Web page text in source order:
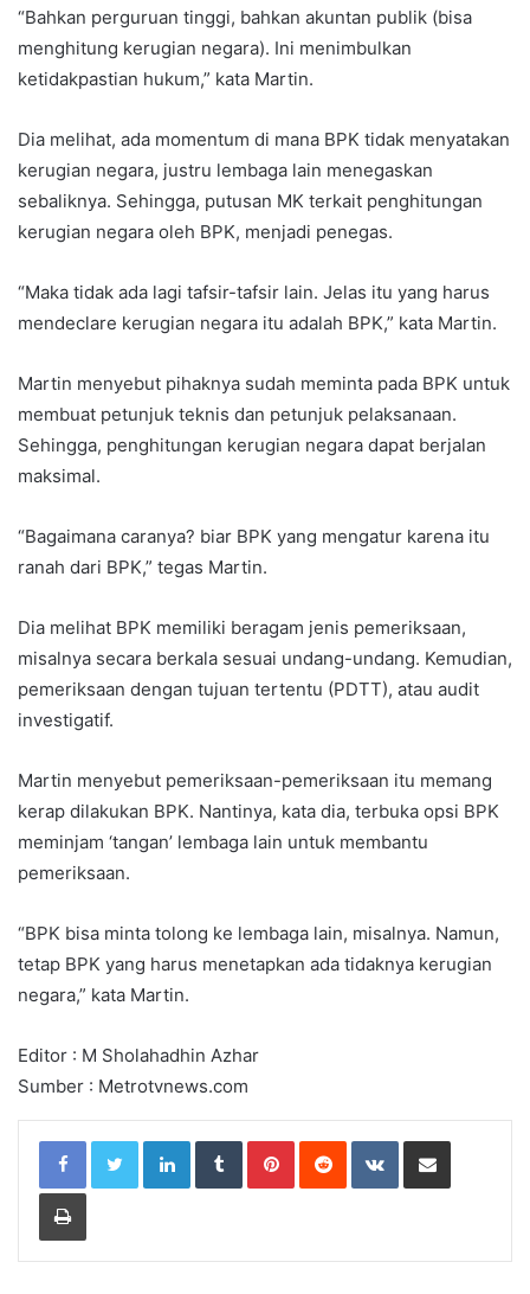
“Bahkan perguruan tinggi, bahkan akuntan publik (bisa
menghitung kerugian negara). Ini menimbulkan
ketidakpastian hukum,” kata Martin.
Dia melihat, ada momentum di mana BPK tidak menyatakan
kerugian negara, justru lembaga lain menegaskan
sebaliknya. Sehingga, putusan MK terkait penghitungan
kerugian negara oleh BPK, menjadi penegas.
“Maka tidak ada lagi tafsir-tafsir lain. Jelas itu yang harus
mendeclare kerugian negara itu adalah BPK,” kata Martin.
Martin menyebut pihaknya sudah meminta pada BPK untuk
membuat petunjuk teknis dan petunjuk pelaksanaan.
Sehingga, penghitungan kerugian negara dapat berjalan
maksimal.
“Bagaimana caranya? biar BPK yang mengatur karena itu
ranah dari BPK,” tegas Martin.
Dia melihat BPK memiliki beragam jenis pemeriksaan,
misalnya secara berkala sesuai undang-undang. Kemudian,
pemeriksaan dengan tujuan tertentu (PDTT), atau audit
investigatif.
Martin menyebut pemeriksaan-pemeriksaan itu memang
kerap dilakukan BPK. Nantinya, kata dia, terbuka opsi BPK
meminjam ‘tangan’ lembaga lain untuk membantu
pemeriksaan.
“BPK bisa minta tolong ke lembaga lain, misalnya. Namun,
tetap BPK yang harus menetapkan ada tidaknya kerugian
negara,” kata Martin.
Editor : M Sholahadhin Azhar
Sumber : Metrotvnews.com
LinkedIn Tumblr Pinterest Reddit VKontakte
Print